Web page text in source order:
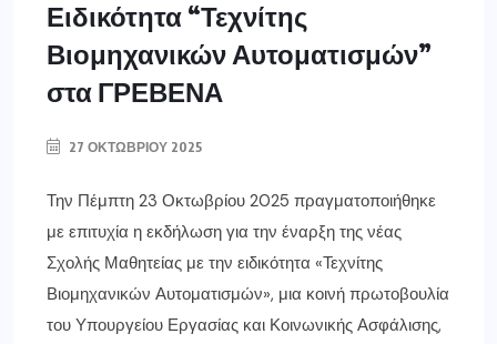
Ειδικότητα “Τεχνίτης
Βιομηχανικών Αυτοματισμών”
στα ΓΡΕΒΕΝΑ
27 ΟΚΤΩΒΡΊΟΥ 2025
Την Πέμπτη 23 Οκτωβρίου 2025 πραγματοποιήθηκε
με επιτυχία η εκδήλωση για την έναρξη της νέας
Σχολής Μαθητείας με την ειδικότητα «Τεχνίτης
Βιομηχανικών Αυτοματισμών», μια κοινή πρωτοβουλία
του Υπουργείου Εργασίας και Κοινωνικής Ασφάλισης,